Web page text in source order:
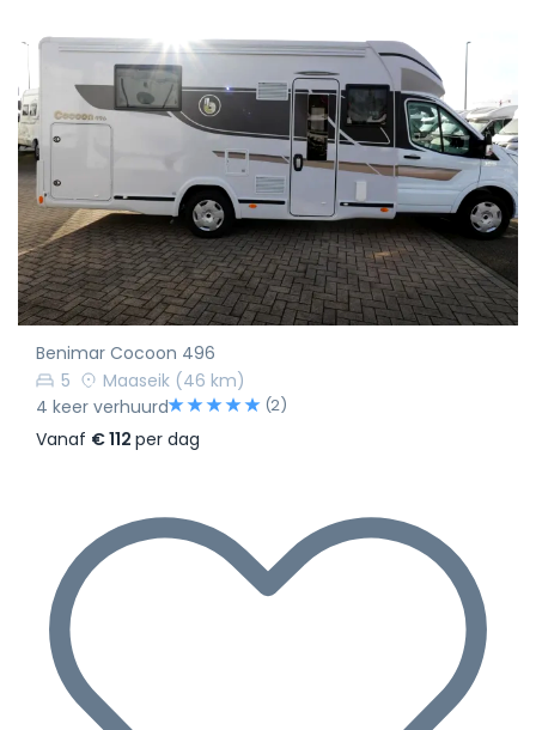
Benimar Cocoon 496
5
Maaseik (46 km)
4 keer verhuurd
(2)
Vanaf € 112 per dag